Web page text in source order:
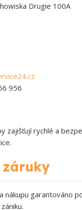
Drugie 100A
956
zajišťují rychlé a
záruky
nákupu garantováno